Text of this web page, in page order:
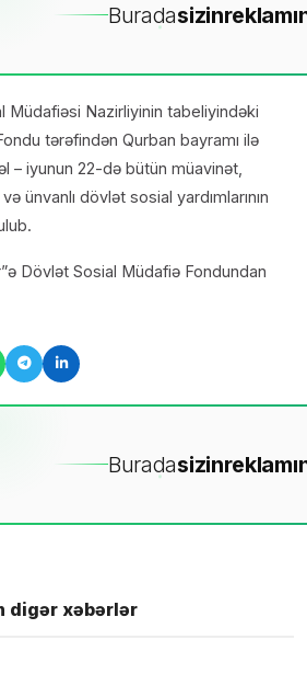
Buradasizin
Müdafiəsi Nazirliyinin tabeliyindəki
tərəfindən Qurban bayramı ilə
– iyunun 22-də bütün müavinət,
ünvanlı dövlət sosial yardımlarının
Dövlət Sosial Müdafiə Fondundan
Buradasizin
digər xəbərlər